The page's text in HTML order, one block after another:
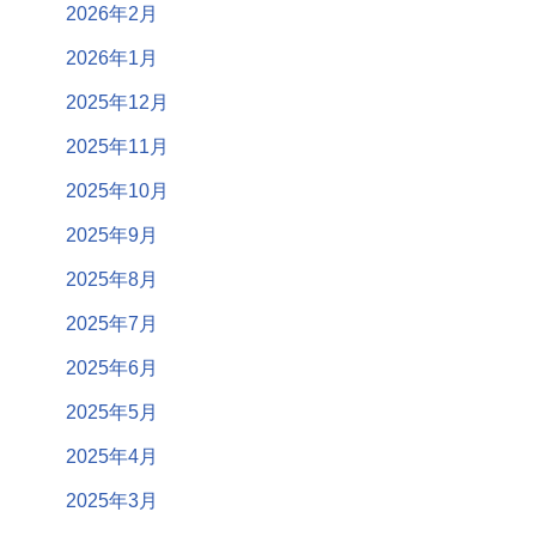
2026年2月
2026年1月
2025年12月
2025年11月
2025年10月
2025年9月
2025年8月
2025年7月
2025年6月
2025年5月
2025年4月
2025年3月